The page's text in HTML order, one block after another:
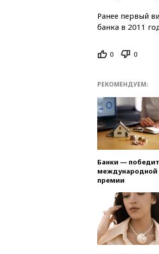
Ранее первый
банка в 2011
0 0
РЕКОМЕНДУЕМ:
Банки —
международной
премии